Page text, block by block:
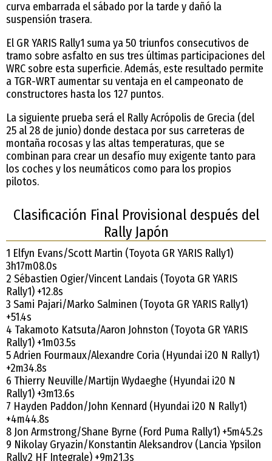
curva embarrada el sábado por la tarde y dañó la
suspensión trasera.
El GR YARIS Rally1 suma ya 50 triunfos consecutivos de
tramo sobre asfalto en sus tres últimas participaciones del
WRC sobre esta superficie. Además, este resultado permite
a TGR-WRT aumentar su ventaja en el campeonato de
constructores hasta los 127 puntos.
La siguiente prueba será el Rally Acrópolis de Grecia (del
25 al 28 de junio) donde destaca por sus carreteras de
montaña rocosas y las altas temperaturas, que se
combinan para crear un desafío muy exigente tanto para
los coches y los neumáticos como para los propios
pilotos.
Clasificación Final Provisional después del
Rally Japón
1 Elfyn Evans/Scott Martin (Toyota GR YARIS Rally1)
3h17m08.0s
2 Sébastien Ogier/Vincent Landais (Toyota GR YARIS
Rally1) +12.8s
3 Sami Pajari/Marko Salminen (Toyota GR YARIS Rally1)
+51.4s
4 Takamoto Katsuta/Aaron Johnston (Toyota GR YARIS
Rally1) +1m03.5s
5 Adrien Fourmaux/Alexandre Coria (Hyundai i20 N Rally1)
+2m34.8s
6 Thierry Neuville/Martijn Wydaeghe (Hyundai i20 N
Rally1) +3m13.6s
7 Hayden Paddon/John Kennard (Hyundai i20 N Rally1)
+4m44.8s
8 Jon Armstrong/Shane Byrne (Ford Puma Rally1) +5m45.2s
9 Nikolay Gryazin/Konstantin Aleksandrov (Lancia Ypsilon
Rally2 HF Integrale) +9m21.3s